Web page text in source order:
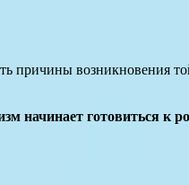
причины возникновения
начинает готовиться к